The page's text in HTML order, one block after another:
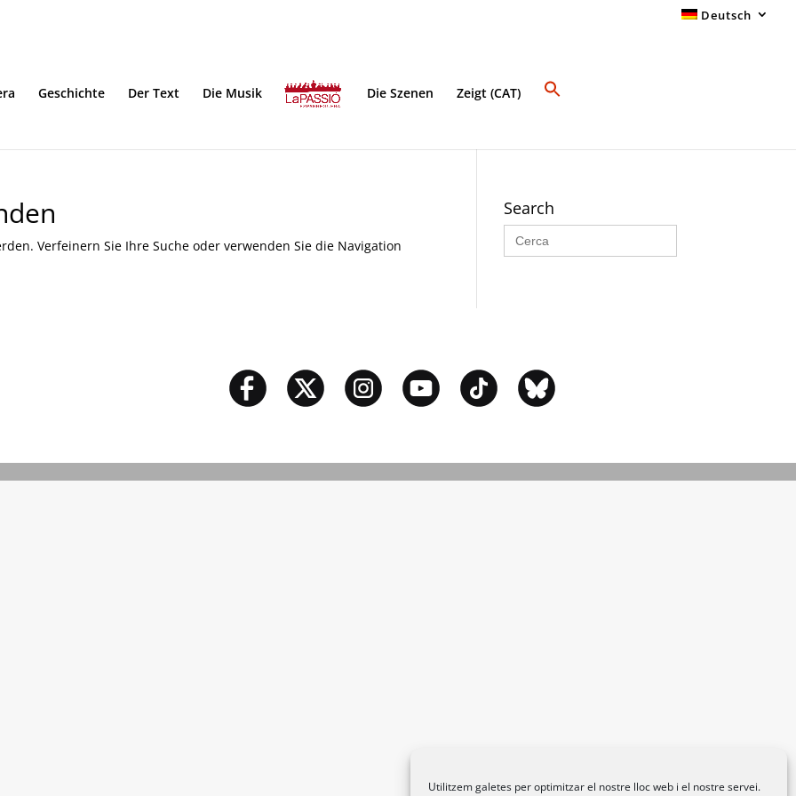
Utilitzem galetes per optimitzar el nostre lloc web i el nostre servei.
Deutsch
Geschichte Der Text Die Musik Die Szenen Zeigt (CAT)
Verfeinern Sie Ihre Suche oder verwenden Sie die Navigation
Search
Search
for: